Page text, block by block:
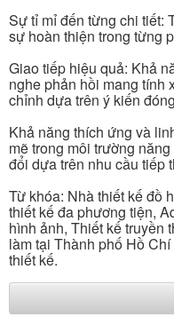
Sự tỉ mỉ đến từng chi tiết:
sự hoàn thiện trong từng
Giao tiếp hiệu quả: Khả
nghe phản hồi mang tính
chỉnh dựa trên ý kiến
Khả năng thích ứng và
mẽ trong môi trường
đổi dựa trên nhu cầu tiếp
Từ khóa: Nhà thiết kế đồ
thiết kế đa phương tiện,
hình ảnh, Thiết kế truyền
làm tại Thành phố Hồ
thiết kế.